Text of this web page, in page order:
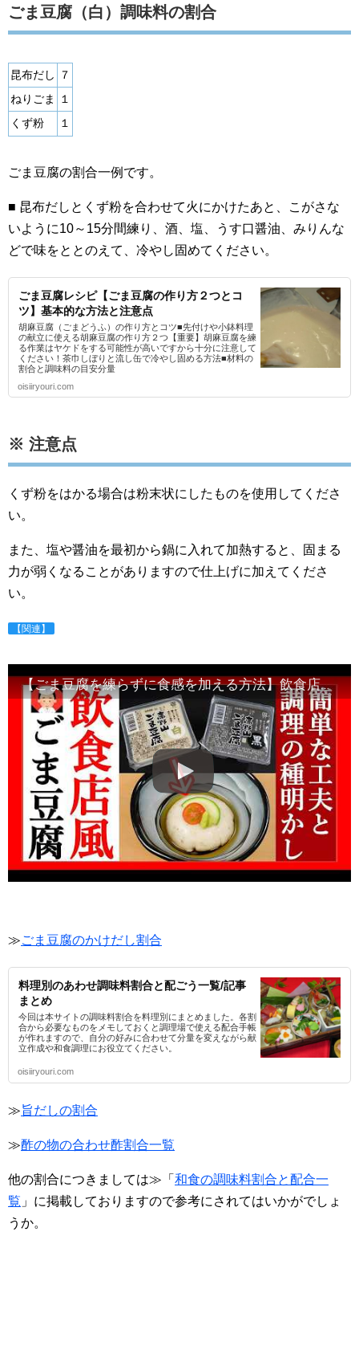
ごま豆腐（白）調味料の割合
昆布だし
７
ねりごま
１
くず粉
１
ごま豆腐の割合一例です。
■ 昆布だしとくず粉を合わせて火にかけたあと、こがさな
いように10～15分間練り、酒、塩、うす口醤油、みりんな
どで味をととのえて、冷やし固めてください。
ごま豆腐レシピ【ごま豆腐の作り方２つとコ
ツ】基本的な方法と注意点
胡麻豆腐（ごまどうふ）の作り方とコツ■先付けや小鉢料理
の献立に使える胡麻豆腐の作り方２つ【重要】胡麻豆腐を練
る作業はヤケドをする可能性が高いですから十分に注意して
ください！茶巾しぼりと流し缶で冷やし固める方法■材料の
割合と調味料の目安分量
oisiiryouri.com
※ 注意点
くず粉をはかる場合は粉末状にしたものを使用してくださ
い。
また、塩や醤油を最初から鍋に入れて加熱すると、固まる
力が弱くなることがありますので仕上げに加えてくださ
い。
【関連】
【ごま豆腐を練らずに食感を加える方法】飲食店風アレンジレシピ・Japanese food
≫ごま豆腐のかけだし割合
料理別のあわせ調味料割合と配ごう一覧/記事
まとめ
今回は本サイトの調味料割合を料理別にまとめました。各割
合から必要なものをメモしておくと調理場で使える配合手帳
が作れますので、自分の好みに合わせて分量を変えながら献
立作成や和食調理にお役立てください。
oisiiryouri.com
≫旨だしの割合
≫酢の物の合わせ酢割合一覧
他の割合につきましては≫「 和食の調味料割合と配合一
覧 」に掲載しておりますので参考にされてはいかがでしょ
うか。